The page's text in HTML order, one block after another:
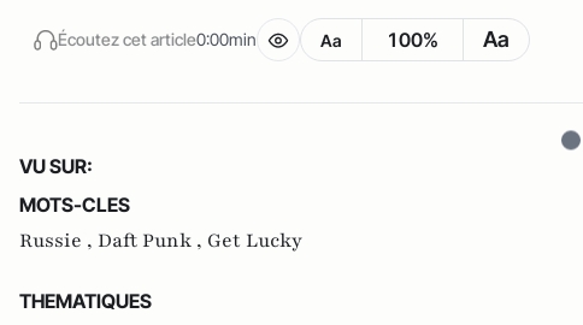
Écoutez cet article0:00min Aa 100% Aa
VU SUR:
MOTS-CLES
Russie , Daft Punk , Get Lucky
THEMATIQUES